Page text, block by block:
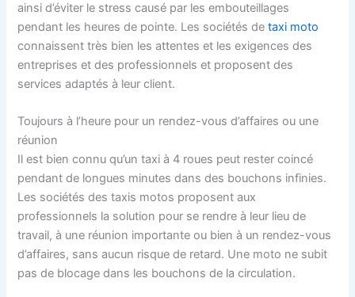
ainsi d’éviter le stress causé par les embouteillages
pendant les heures de pointe. Les sociétés detaxi moto
connaissent très bien les attentes et les exigences des
entreprises et des professionnels et proposent des
services adaptés à leur client.
Toujours à l’heure pour un rendez-vous d’affaires ou une
réunion
Il est bien connu qu’un taxi à 4 roues peut rester coincé
pendant de longues minutes dans des bouchons infinies.
Les sociétés des taxis motos proposent aux
professionnels la solution pour se rendre à leur lieu de
travail, à une réunion importante ou bien à un rendez-vous
d’affaires, sans aucun risque de retard. Une moto ne subit
pas de blocage dans les bouchons de la circulation.